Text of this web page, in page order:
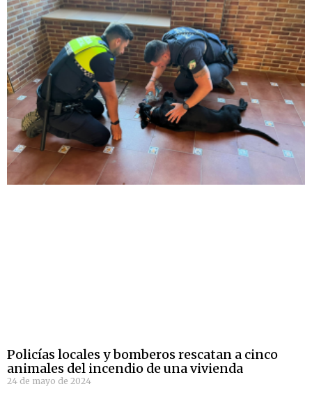
Policías locales y bomberos rescatan a cinco
animales del incendio de una vivienda
24 de mayo de 2024